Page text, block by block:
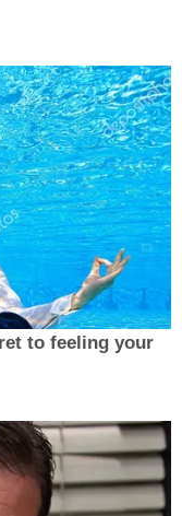
to feeling your